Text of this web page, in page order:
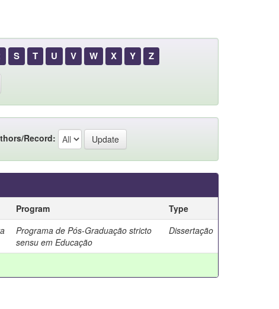
S T U V W X Y Z
Record:
Program
Type
Programa de Pós-Graduação stricto
sensu em Educação
Dissertação